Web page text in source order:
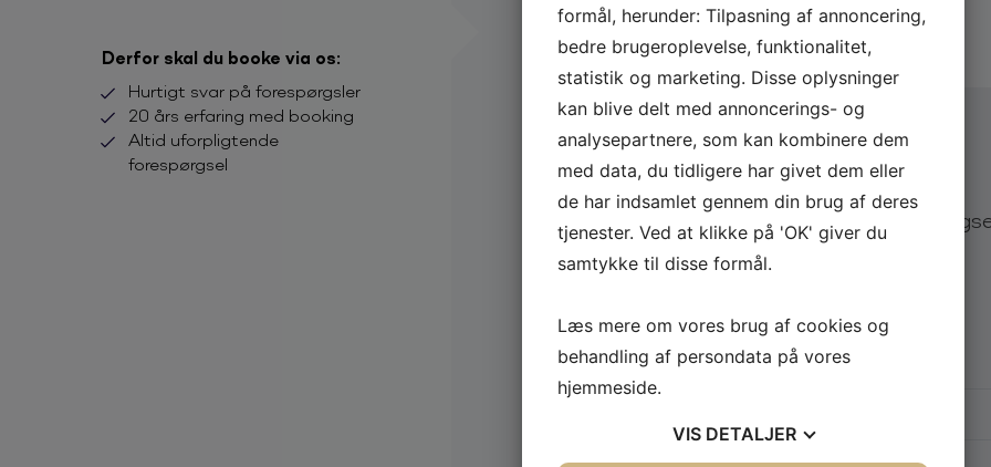
“Malerhjerne” – Humleridderne (1995)
“Opråb Til Det Danske Folk” – Rockers By
Endnu mere om Chief 1
Chief 1 var blandt de første hip-hoppere i
Rockers By Choice, med hvem han udgav fem
de mest markante bands i den første bølge af dansk
Til Narkotika” og “Sumper”.
som bl.a. “Feel Like Dancing”, “Caravan Of Love” og
der opdagede Remee og Christina Groth fra selv
af sin slags, og med 1,6 millioner seere ugentligt,
BOOKCHIEF 1
Send din forespørgsel
Send os en uforpligtende
svar på eksempelvis pris og dato.
Firma
Privat
Firmanavn
Derfor skal du booke via os:
Hurtigt svar på forespørgsler
20 års erfaring med booking
Altid uforpligtende
forespørgsel
formål, herunder: Tilpasning af annoncering,
bedre brugeroplevelse, funktionalitet,
statistik og marketing. Disse oplysninger
kan blive delt med annoncerings- og
analysepartnere, som kan kombinere dem
med data, du tidligere har givet dem eller
de har indsamlet gennem din brug af deres
tjenester. Ved at klikke på 'OK' giver du
samtykke til disse formål.
Læs mere om vores brug af cookies og
behandling af persondata på vores
hjemmeside.
VIS DETALJER